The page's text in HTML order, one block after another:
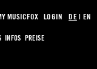
INFOS PREISE
MUSICFOX LOGIN DE| EN